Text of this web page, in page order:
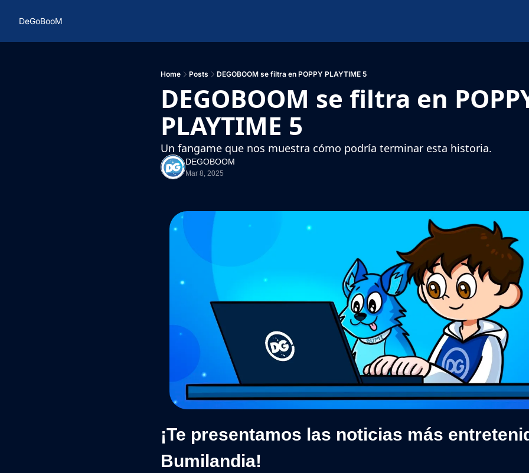
DeGoBooM
Home Posts DEGOBOOM se filtra en POPPY PLAYTIME 5
DEGOBOOM se filtra en
PLAYTIME 5
Un fangame que nos muestra cómo podría terminar esta historia.
DEGOBOOM
Mar 8, 2025
¡Te presentamos las noticias más
Bumilandia!